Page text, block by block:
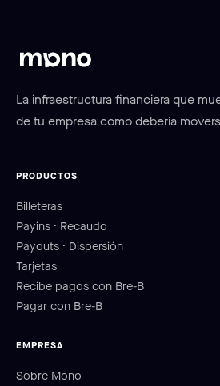
La infraestructura financiera que
de tu empresa como debería
PRODUCTOS
Billeteras
Payins · Recaudo
Payouts · Dispersión
Tarjetas
Recibe pagos con Bre-B
Pagar con Bre-B
EMPRESA
Sobre Mono